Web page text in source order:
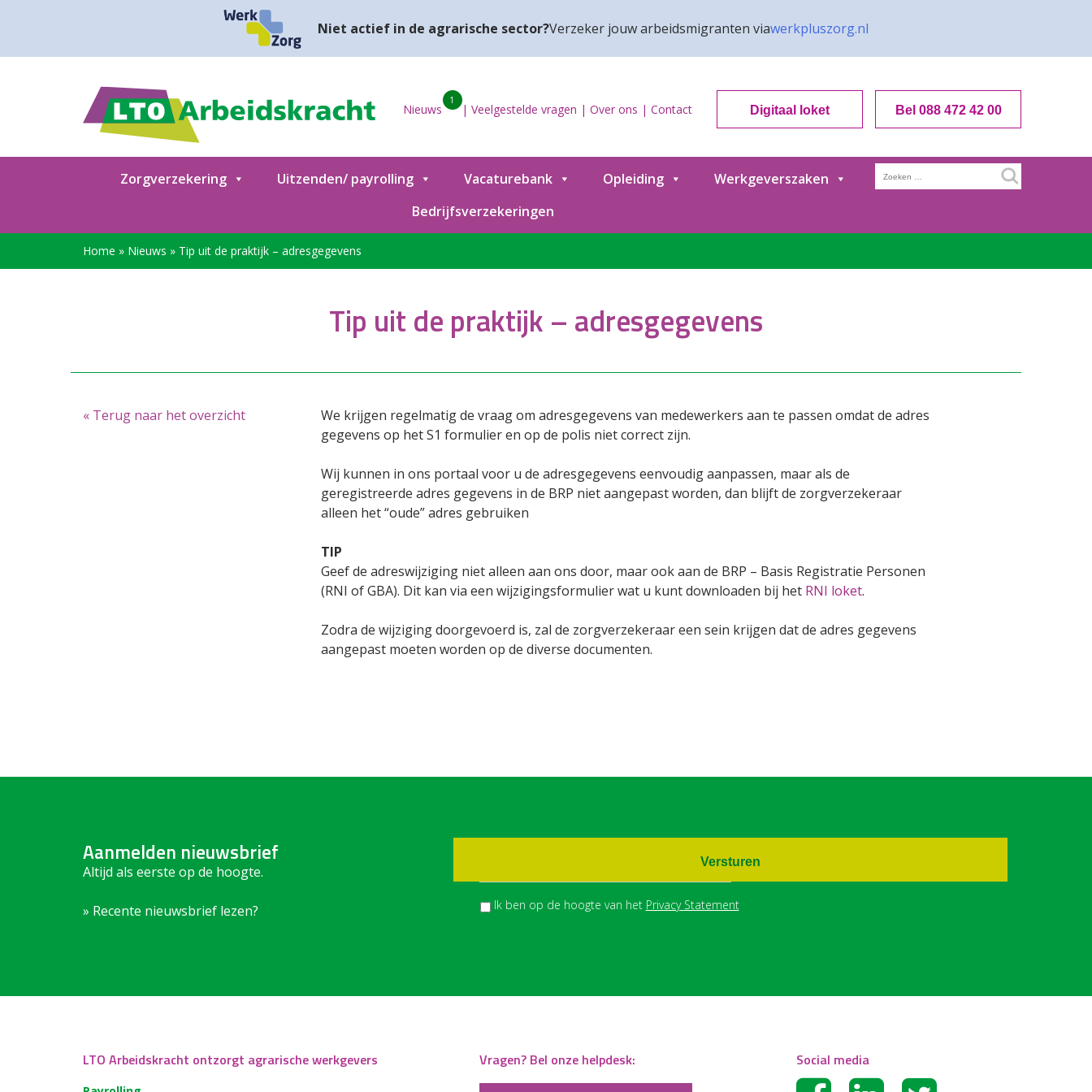
Niet actief in de agrarische sector?Verzeker jouw arbeidsmigranten viawerkpluszorg.nl
Nieuws
1
| Veelgestelde vragen | Over ons | Contact Digitaal loket Bel 088 472 42 00
Zorgverzekering Uitzenden/ payrolling Vacaturebank Opleiding
Werkgeverszaken
Bedrijfsverzekeringen
Zoeken
naar:
Home » Nieuws » Tip uit de praktijk – adresgegevens
Tip uit de praktijk – adresgegevens
« Terug naar het overzicht
We krijgen regelmatig de vraag om adresgegevens van medewerkers aan te passen omdat de adres
gegevens op het S1 formulier en op de polis niet correct zijn.
Wij kunnen in ons portaal voor u de adresgegevens eenvoudig aanpassen, maar als de
geregistreerde adres gegevens in de BRP niet aangepast worden, dan blijft de zorgverzekeraar
alleen het “oude” adres gebruiken
TIP
Geef de adreswijziging niet alleen aan ons door, maar ook aan de BRP – Basis Registratie Personen
(RNI of GBA). Dit kan via een wijzigingsformulier wat u kunt downloaden bij het RNI loket.
Zodra de wijziging doorgevoerd is, zal de zorgverzekeraar een sein krijgen dat de adres gegevens
aangepast moeten worden op de diverse documenten.
Aanmelden nieuwsbrief
Altijd als eerste op de hoogte.
» Recente nieuwsbrief lezen? Ik ben op de hoogte van het Privacy Statement
Versturen
LTO Arbeidskracht ontzorgt agrarische werkgevers Vragen? Bel onze helpdesk: Social media